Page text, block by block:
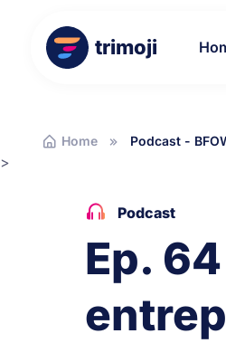
trimoji
Home Podcast -
>
Podcast
Ep.